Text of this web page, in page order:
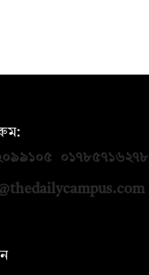
০১৭৮৫৭১৬২৭৮